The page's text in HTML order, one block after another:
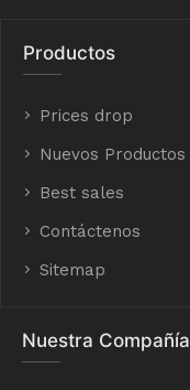
Productos
Prices drop
Nuevos Productos
Best sales
Contáctenos
Sitemap
Nuestra Compañía